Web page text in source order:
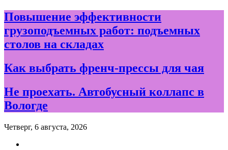
Skip
to
content
Повышение эффективности
грузоподъемных работ: подъемных
столов на складах
Как выбрать френч-прессы для чая
Не проехать. Автобусный коллапс в
Вологде
Четверг, 6 августа, 2026